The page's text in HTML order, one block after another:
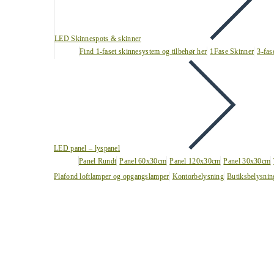
LED Skinnespots & skinner
Find 1-faset skinnesystem og tilbehør her 1Fase Skinner 3-
LED panel – lyspanel
Panel Rundt Panel 60x30cm Panel 120x30cm Panel 30x30cm
Plafond loftlamper og opgangslamper Kontorbelysning